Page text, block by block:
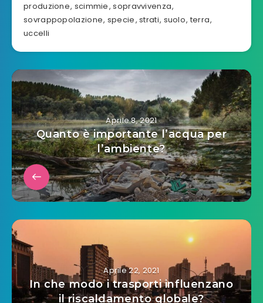
produzione, scimmie,sopravvivenza,
sovrappopolazione, specie,strati, suolo, terra,
uccelli
Aprile 8, 2021
Quanto è importante l’acqua per
l’ambiente?
Aprile 22, 2021
In che modo i trasporti influenzano
il riscaldamento globale?